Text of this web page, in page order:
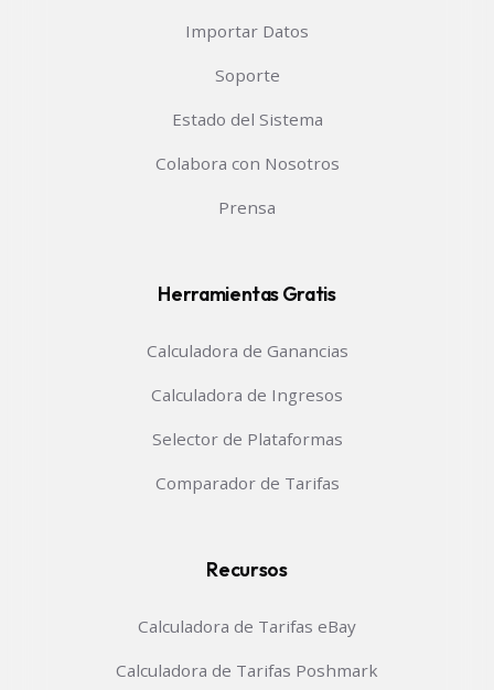
Importar Datos
Soporte
Estado del Sistema
Colabora con Nosotros
Prensa
Herramientas Gratis
Calculadora de Ganancias
Calculadora de Ingresos
Selector de Plataformas
Comparador de Tarifas
Recursos
Calculadora de Tarifas eBay
Calculadora de Tarifas Poshmark